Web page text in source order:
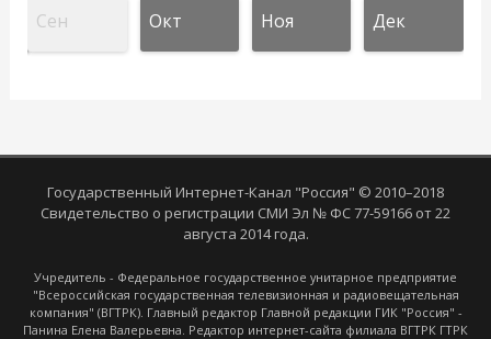
Сен Окт Ноя Дек
Государственный Интернет-Канал "Россия" © 2010–2018
Свидетельство о регистрации СМИ Эл № ФС 77-59166 от 22
августа 2014 года.
Учредитель - Федеральное государственное унитарное предприятие
"Всероссийская государственная телевизионная и радиовещательная
компания" (ВГТРК). Главный редактор Главной редакции ГИК "Россия" -
Панина Елена Валерьевна. Редактор интернет-сайта филиала ВГТРК ГТРК